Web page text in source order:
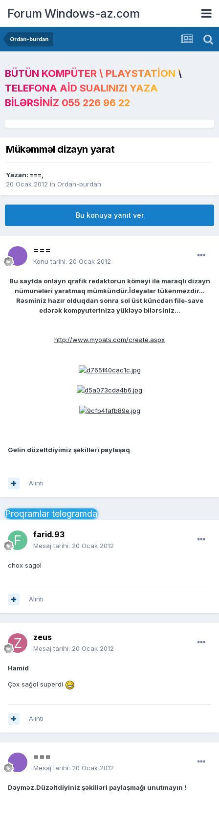
Forum Windows-az.com
Ordan-burdan
BÜTÜN KOMPÜTER \ PLAYSTATION \
TELEFONA AID SUALINIZI YAZA
BILƏRSINIZ 055 226 96 22
Mükəmməl dizayn yarat
Yazan: ===,
20 Ocak 2012 in Ordan-burdan
Bu konuya yanıt ver
===
Konu tarihi: 20 Ocak 2012
Bu saytda onlayn qrafik redaktorun köməyi ilə maraqlı dizayn
nümunələri yaratmaq mümkündür.İdeyalar tükənməzdir...
Rəsminiz hazır olduqdan sonra sol üst küncdən file-save
edərək kompyuterinizə yükləyə bilərsiniz...
http://www.myoats.com/create.aspx
Gəlin düzəltdiyimiz şəkilləri paylaşaq
Alıntı
Proqramlar telegramda
farid.93
Mesaj tarihi: 20 Ocak 2012
chox sagol
Alıntı
zeus
Mesaj tarihi: 20 Ocak 2012
Hamid
Çox sağol superdi
Alıntı
===
Mesaj tarihi: 20 Ocak 2012
Dəyməz.Düzəltdiyiniz şəkilləri paylaşmağı unutmayın !